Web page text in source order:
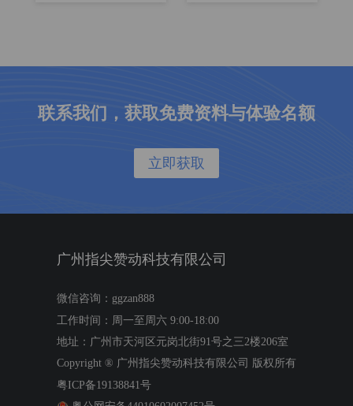
联系我们，获取免费资料与体验名额
立即获取
广州指尖赞动科技有限公司
微信咨询：ggzan888
工作时间：周一至周六 9:00-18:00
地址：广州市天河区元岗北街91号之三2楼206室
Copyright ® 广州指尖赞动科技有限公司 版权所有
粤ICP备19138841号